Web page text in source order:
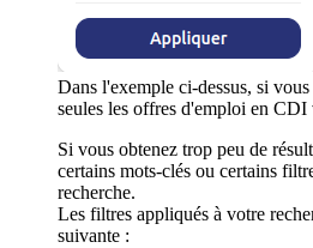
Dans l'exemple ci-dessus, si
seules les offres d'emploi en CDI
Si vous obtenez trop peu de
certains mots-clés ou certains
recherche.
Les filtres appliqués à votre
suivante :